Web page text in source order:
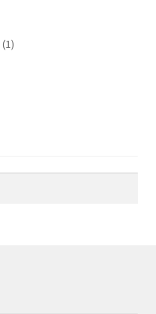
(1)